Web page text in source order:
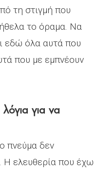
τη στιγμή που
το όραμα. Να
εδώ όλα αυτά που
που με εμπνέουν
για να
πνεύμα δεν
Η ελευθερία που έχω